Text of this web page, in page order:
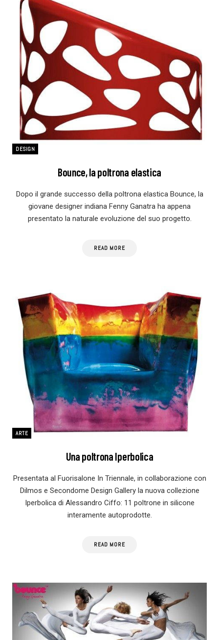
DESIGN
Bounce, la poltrona elastica
Dopo il grande successo della poltrona elastica Bounce, la
giovane designer indiana Fenny Ganatra ha appena
presentato la naturale evoluzione del suo progetto.
READ MORE
ARTE
Una poltrona Iperbolica
Presentata al Fuorisalone In Triennale, in collaborazione con
Dilmos e Secondome Design Gallery la nuova collezione
Iperbolica di Alessandro Ciffo: 11 poltrone in silicone
interamente autoprodotte.
READ MORE